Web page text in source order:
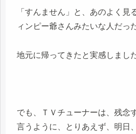
「すんません」と、あのよく見
ィンピー爺さんみたいな人だっ
地元に帰ってきたと実感しました
でも、ＴＶチューナーは、残念
言うように、とりあえず、明日